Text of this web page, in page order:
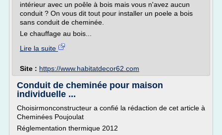
intérieur avec un poêle à bois mais vous n'avez aucun
conduit ? On vous dit tout pour installer un poele a bois
sans conduit de cheminée.
Le chauffage au bois...
Lire la suite
Site : https://www.habitatdecor62.com
Conduit de cheminée pour maison
individuelle ...
Choisirmonconstructeur a confié la rédaction de cet article à
Cheminées Poujoulat
Réglementation thermique 2012